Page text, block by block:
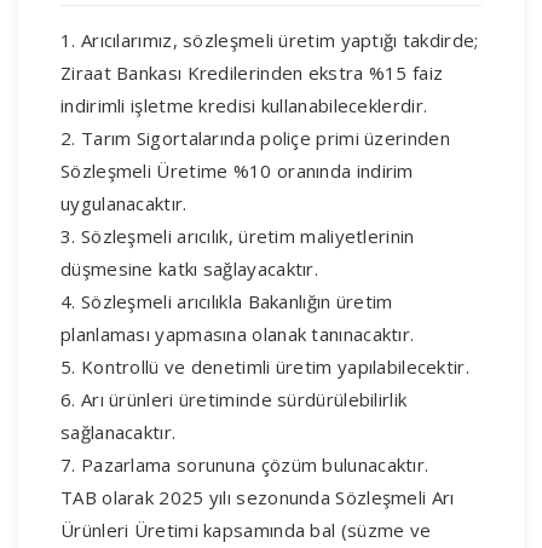
1. Arıcılarımız, sözleşmeli üretim yaptığı takdirde;
Ziraat Bankası Kredilerinden ekstra %15 faiz
indirimli işletme kredisi kullanabileceklerdir.
2. Tarım Sigortalarında poliçe primi üzerinden
Sözleşmeli Üretime %10 oranında indirim
uygulanacaktır.
3. Sözleşmeli arıcılık, üretim maliyetlerinin
düşmesine katkı sağlayacaktır.
4. Sözleşmeli arıcılıkla Bakanlığın üretim
planlaması yapmasına olanak tanınacaktır.
5. Kontrollü ve denetimli üretim yapılabilecektir.
6. Arı ürünleri üretiminde sürdürülebilirlik
sağlanacaktır.
7. Pazarlama sorununa çözüm bulunacaktır.
TAB olarak 2025 yılı sezonunda Sözleşmeli Arı
Ürünleri Üretimi kapsamında bal (süzme ve